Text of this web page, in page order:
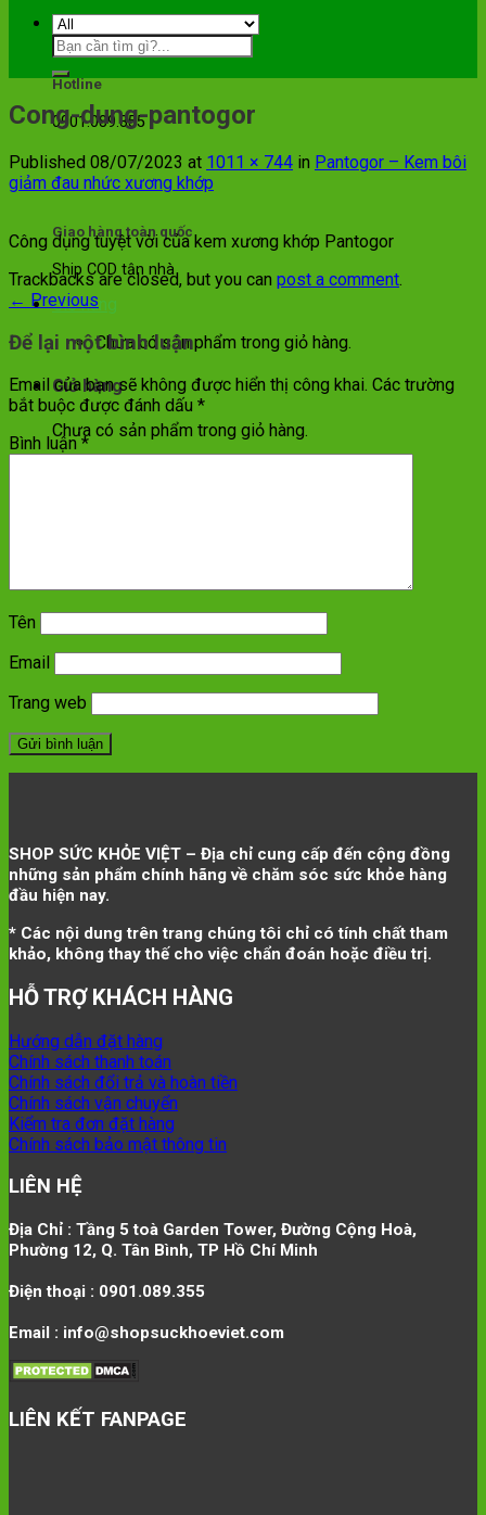
Hotline
0901.089.355
Giao hàng toàn quốc
Ship COD tận nhà
Giỏ hàng
Chưa có sản phẩm trong giỏ hàng.
Giỏ hàng
Chưa có sản phẩm trong giỏ hàng.
Cong-dung-pantogor
Published 08/07/2023 at 1011 × 744 in Pantogor – Kem bôi
giảm đau nhức xương khớp
Công dụng tuyệt vời của kem xương khớp Pantogor
Trackbacks are closed, but you can post a comment.
← Previous
Để lại một bình luận
Email của bạn sẽ không được hiển thị công khai. Các trường
bắt buộc được đánh dấu *
Bình luận *
Tên
Email
Trang web
SHOP SỨC KHỎE VIỆT – Địa chỉ cung cấp đến cộng đồng
những sản phẩm chính hãng về chăm sóc sức khỏe hàng
đầu hiện nay.
* Các nội dung trên trang chúng tôi chỉ có tính chất tham
khảo, không thay thế cho việc chẩn đoán hoặc điều trị.
HỖ TRỢ KHÁCH HÀNG
Hướng dẫn đặt hàng
Chính sách thanh toán
Chính sách đổi trả và hoàn tiền
Chính sách vận chuyển
Kiểm tra đơn đặt hàng
Chính sách bảo mật thông tin
LIÊN HỆ
Địa Chỉ : Tầng 5 toà Garden Tower, Đường Cộng Hoà,
Phường 12, Q. Tân Bình, TP Hồ Chí Minh
Điện thoại : 0901.089.355
Email : info@shopsuckhoeviet.com
LIÊN KẾT FANPAGE